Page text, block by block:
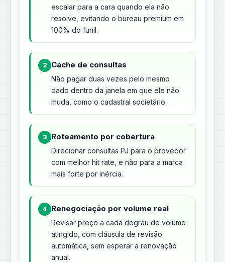
escalar para a cara quando ela não
resolve, evitando o bureau premium em
100% do funil.
2 Cache de consultas
Não pagar duas vezes pelo mesmo
dado dentro da janela em que ele não
muda, como o cadastral societário.
3 Roteamento por cobertura
Direcionar consultas PJ para o provedor
com melhor hit rate, e não para a marca
mais forte por inércia.
4 Renegociação por volume real
Revisar preço a cada degrau de volume
atingido, com cláusula de revisão
automática, sem esperar a renovação
anual.